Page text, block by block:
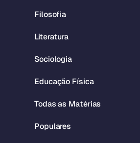
Filosofia
Literatura
Sociologia
Educação Física
Todas as Matérias
Populares